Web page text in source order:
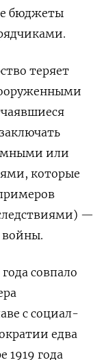
бюджеты
теряет
или
которые
—
войны.
совпало
с социал-
едва
1919 года